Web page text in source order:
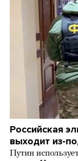
Российская
выходит из-
Путин